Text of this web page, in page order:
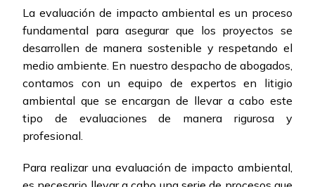
La evaluación de impacto ambiental es un proceso
fundamental para asegurar que los proyectos se
desarrollen de manera sostenible y respetando el
medio ambiente. En nuestro despacho de abogados,
contamos con un equipo de expertos en litigio
ambiental que se encargan de llevar a cabo este
tipo de evaluaciones de manera rigurosa y
profesional.
Para realizar una evaluación de impacto ambiental,